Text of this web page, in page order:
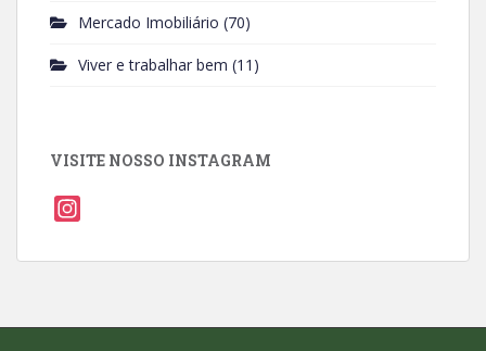
Mercado Imobiliário (70)
Viver e trabalhar bem (11)
VISITE NOSSO INSTAGRAM
s